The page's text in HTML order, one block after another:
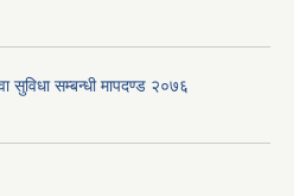
सुविधा सम्बन्धी मापदण्ड २०७६